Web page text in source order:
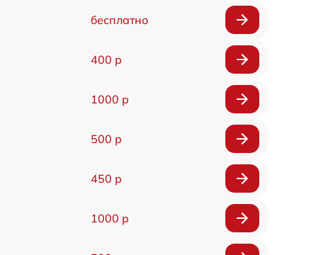
бесплатно
400 р
1000 р
500 р
450 р
1000 р